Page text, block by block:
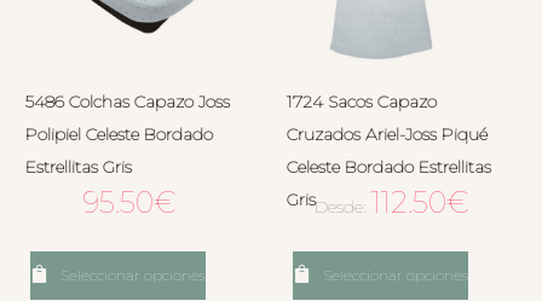
5486 Colchas Capazo Joss
Polipiel Celeste Bordado
Estrellitas Gris
95.50€
Seleccionar opciones
1724 Sacos Capazo
Cruzados Ariel-Joss Piqué
Celeste Bordado Estrellitas
GrisDesde: 112.50€
Seleccionar opciones